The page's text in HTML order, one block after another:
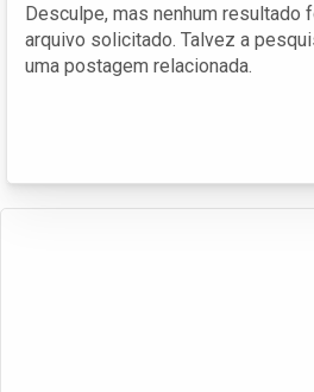
Desculpe, mas nenhum resultado
arquivo solicitado. Talvez a
uma postagem relacionada.